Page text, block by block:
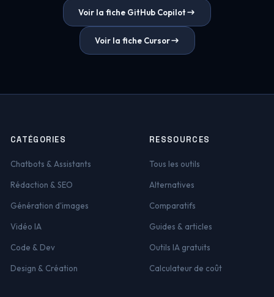
Voir la fiche GitHub Copilot
Voir la fiche Cursor
CATÉGORIES
Chatbots & Assistants
Rédaction & SEO
Génération d'images
Vidéo IA
Code & Dev
Design & Création
RESSOURCES
Tous les outils
Alternatives
Comparatifs
Guides & articles
Outils IA gratuits
Calculateur de coût